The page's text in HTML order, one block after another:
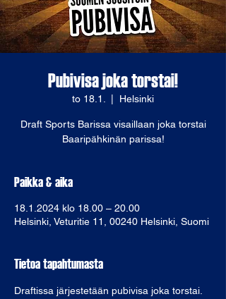
Pubivisa joka torstai!
to 18.1. Helsinki
Draft Sports Barissa visaillaan joka torstai
Baaripähkinän parissa!
Paikka & aika
18.1.2024 klo 18.00 – 20.00
Helsinki, Veturitie 11, 00240 Helsinki, Suomi
Tietoa tapahtumasta
Draftissa järjestetään pubivisa joka torstai.